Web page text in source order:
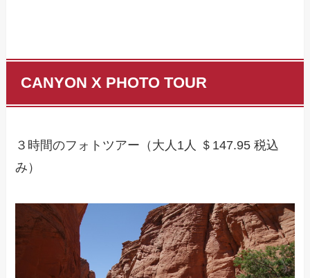
CANYON X PHOTO TOUR
３時間のフォトツアー（大人1人 ＄147.95 税込
み）